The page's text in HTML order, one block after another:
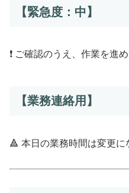
【緊急度：中】
❗ ご確認のうえ、作業を進
【業務連絡用】
🔺 本日の業務時間は変更に